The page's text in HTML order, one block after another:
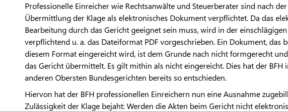
Professionelle Einreicher wie Rechtsanwälte und Steuerberater sind nach
Übermittlung der Klage als elektronisches Dokument verpflichtet. Da das
Bearbeitung durch das Gericht geeignet sein muss, wird in der
verpflichtend u. a. das Dateiformat PDF vorgeschrieben. Ein Dokument, das
diesem Format eingereicht wird, ist dem Grunde nach nicht formgerecht
das Gericht übermittelt. Es gilt mithin als nicht eingereicht. Dies hat der
anderen Obersten Bundesgerichten bereits so entschieden.
Hiervon hat der BFH professionellen Einreichern nun eine Ausnahme
Zulässigkeit der Klage bejaht: Werden die Akten beim Gericht nicht